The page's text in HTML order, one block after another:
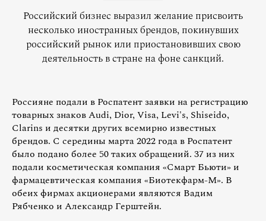
Российский бизнес выразил желание присвоить
несколько иностранных брендов, покинувших
российский рынок или приостановивших свою
деятельность в стране на фоне санкций.
Россияне подали в Роспатент заявки на регистрацию
товарных знаков Audi, Dior, Visa, Levi's, Shiseido,
Clarins и десятки других всемирно известных
брендов. С середины марта 2022 года в Роспатент
было подано более 50 таких обращений. 37 из них
подали косметическая компания «Смарт Бьюти» и
фармацевтическая компания «Биотекфарм-М». В
обеих фирмах акционерами являются Вадим
Рябченко и Александр Герштейн.